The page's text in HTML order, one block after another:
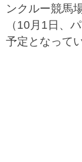
ンクルー競馬
（10月1日、
予定となってい